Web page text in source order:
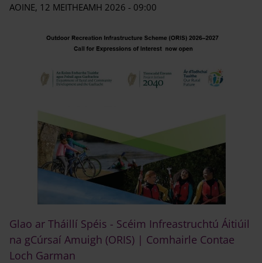
AOINE, 12 MEITHEAMH 2026 - 09:00
Glao ar Tháillí Spéis - Scéim Infreastruchtú Áitiúil
na gCúrsaí Amuigh (ORIS) | Comhairle Contae
Loch Garman